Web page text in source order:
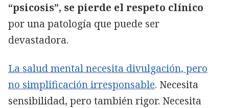
“psicosis”, se pierde el respeto clínico
por una patología que puede ser
devastadora.
La salud mental necesita divulgación, pero
no simplificación irresponsable. Necesita
sensibilidad, pero también rigor. Necesita